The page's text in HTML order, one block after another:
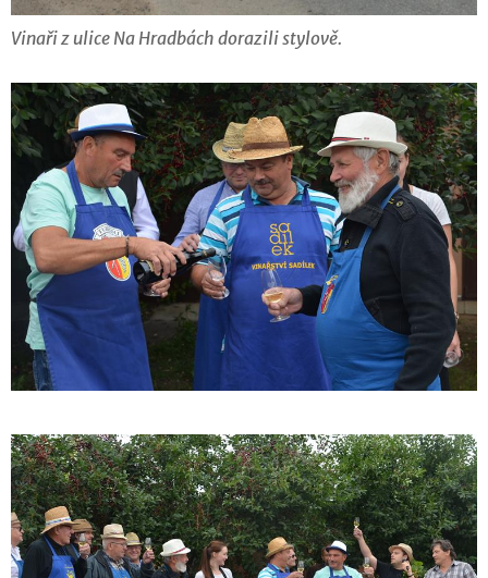
Vinaři z ulice Na Hradbách dorazili stylově.